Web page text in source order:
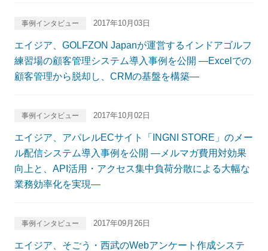
事例インタビュー 2017年10月03日
エイジア、GOLFZON Japanが運営するインドアゴルフ
練習場の顧客管理システム導入事例を公開 ―Excelでの
顧客管理から脱却し、CRMの基盤を構築―
事例インタビュー 2017年10月02日
エイジア、アパレルECサイト「INGNI STORE」のメー
ル配信システム導入事例を公開 ―メルマガ費用対効果
向上と、API活用・アクセス集中負荷分散による大幅な
業務効率化を実現―
事例インタビュー 2017年09月26日
エイジア、そごう・西武のWebアンケート作成システ